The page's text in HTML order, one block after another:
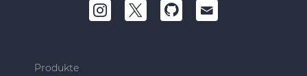
Produkte